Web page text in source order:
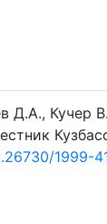
Д.А., Кучер
1999-